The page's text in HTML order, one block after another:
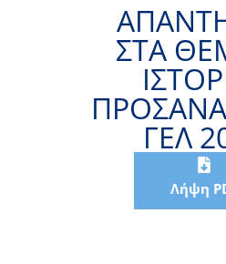
ΣΤΑ
ΓΕΛ
Λήψη